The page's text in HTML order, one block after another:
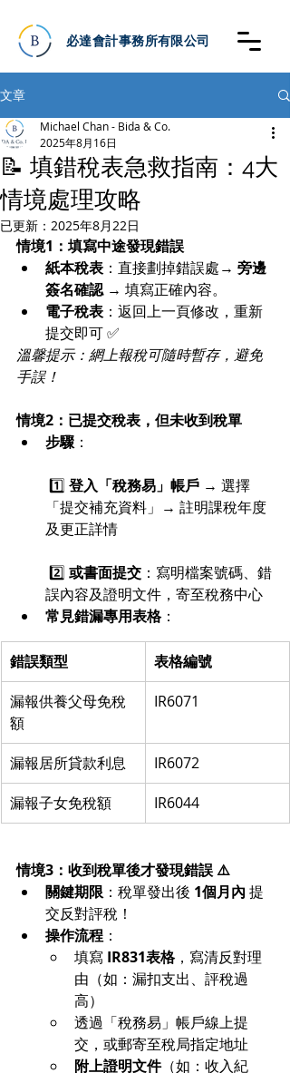
必達會計事務所有限公司
文章
📝 填錯稅表急救指南：4大
情境處理攻略
Michael Chan - Bida & Co.
2025年8月16日
已更新： 2025年8月22日
情境1：填寫中途發現錯誤
紙本稅表 ：直接劃掉錯誤處→ 旁邊
簽名確認 → 填寫正確內容。
電子稅表 ：返回上一頁修改，重新
提交即可 ✅
溫馨提示：網上報稅可隨時暫存，避免
手誤！
情境2：已提交稅表，但未收到稅單
步驟 ：
1️⃣ 登入「稅務易」帳戶 → 選擇
「提交補充資料」→ 註明課稅年度
及更正詳情
2️⃣ 或書面提交 ：寫明檔案號碼、錯
誤內容及證明文件，寄至稅務中心
常見錯漏專用表格：
錯誤類型
表格編號
漏報供養父母免稅
額
IR6071
漏報居所貸款利息
IR6072
漏報子女免稅額
IR6044
情境3：收到稅單後才發現錯誤 ⚠️
關鍵期限 ：稅單發出後 1個月內 提
交反對評稅！
操作流程 ：
填寫 IR831表格，寫清反對理
由（如：漏扣支出、評稅過
高）
透過「稅務易」帳戶線上提
交，或郵寄至稅局指定地址
附上證明文件（如：收入紀